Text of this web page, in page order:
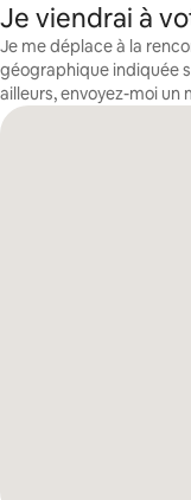
Je viendrai à
Je me déplace à la
géographique indiquée
ailleurs, envoyez-moi un